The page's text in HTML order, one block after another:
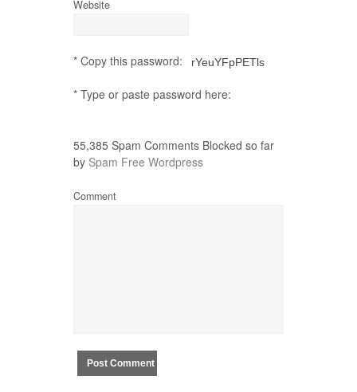
Website
* Copy this password:
* Type or paste password here:
55,385 Spam Comments Blocked so far
by Spam Free Wordpress
Comment